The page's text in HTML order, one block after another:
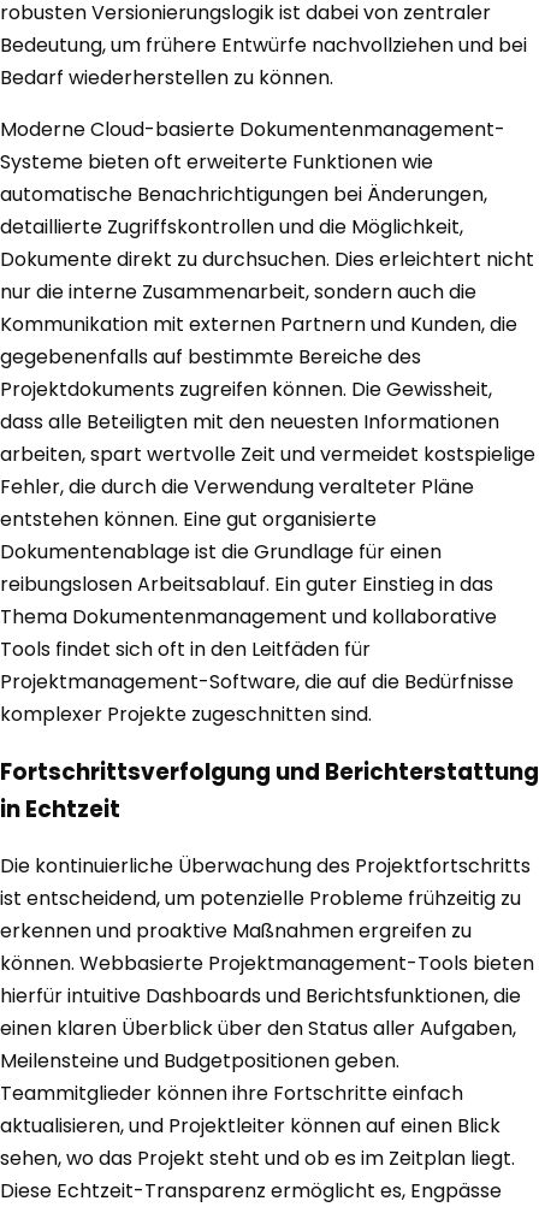
robusten Versionierungslogik ist dabei von zentraler
Bedeutung, um frühere Entwürfe nachvollziehen und bei
Bedarf wiederherstellen zu können.
Moderne Cloud-basierte Dokumentenmanagement-
Systeme bieten oft erweiterte Funktionen wie
automatische Benachrichtigungen bei Änderungen,
detaillierte Zugriffskontrollen und die Möglichkeit,
Dokumente direkt zu durchsuchen. Dies erleichtert nicht
nur die interne Zusammenarbeit, sondern auch die
Kommunikation mit externen Partnern und Kunden, die
gegebenenfalls auf bestimmte Bereiche des
Projektdokuments zugreifen können. Die Gewissheit,
dass alle Beteiligten mit den neuesten Informationen
arbeiten, spart wertvolle Zeit und vermeidet kostspielige
Fehler, die durch die Verwendung veralteter Pläne
entstehen können. Eine gut organisierte
Dokumentenablage ist die Grundlage für einen
reibungslosen Arbeitsablauf. Ein guter Einstieg in das
Thema Dokumentenmanagement und kollaborative
Tools findet sich oft in den Leitfäden für
Projektmanagement-Software, die auf die Bedürfnisse
komplexer Projekte zugeschnitten sind.
Fortschrittsverfolgung und Berichterstattung
in Echtzeit
Die kontinuierliche Überwachung des Projektfortschritts
ist entscheidend, um potenzielle Probleme frühzeitig zu
erkennen und proaktive Maßnahmen ergreifen zu
können. Webbasierte Projektmanagement-Tools bieten
hierfür intuitive Dashboards und Berichtsfunktionen, die
einen klaren Überblick über den Status aller Aufgaben,
Meilensteine und Budgetpositionen geben.
Teammitglieder können ihre Fortschritte einfach
aktualisieren, und Projektleiter können auf einen Blick
sehen, wo das Projekt steht und ob es im Zeitplan liegt.
Diese Echtzeit-Transparenz ermöglicht es, Engpässe